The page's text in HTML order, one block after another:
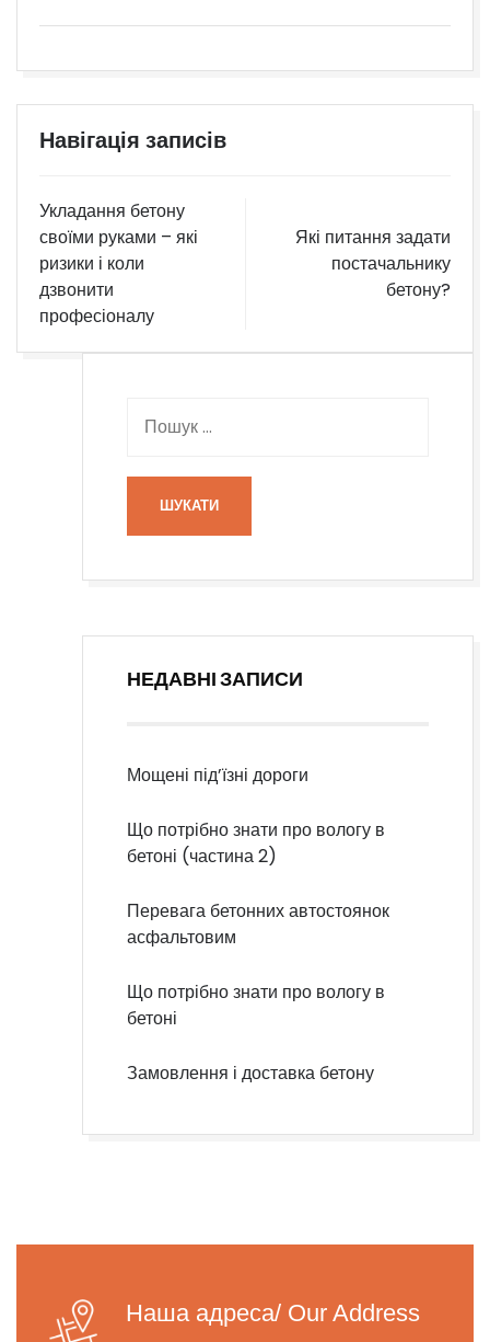
Навігація записів
Укладання бетону
своїми руками – які
ризики і коли
дзвонити
професіоналу
Які питання задати
постачальнику
бетону?
НЕДАВНІ ЗАПИСИ
Мощені під’їзні дороги
Що потрібно знати про вологу в
бетоні (частина 2)
Перевага бетонних автостоянок
асфальтовим
Що потрібно знати про вологу в
бетоні
Замовлення і доставка бетону
Наша адреса/ Our Address